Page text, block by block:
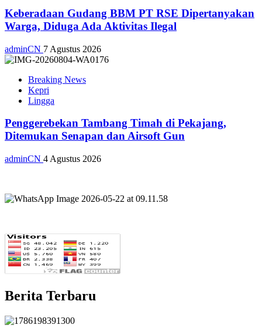
Keberadaan Gudang BBM PT RSE Dipertanyakan
Warga, Diduga Ada Aktivitas Ilegal
adminCN 7 Agustus 2026
Breaking News
Kepri
Lingga
Penggerebekan Tambang Timah di Pekajang,
Ditemukan Senapan dan Airsoft Gun
adminCN 4 Agustus 2026
Berita Terbaru